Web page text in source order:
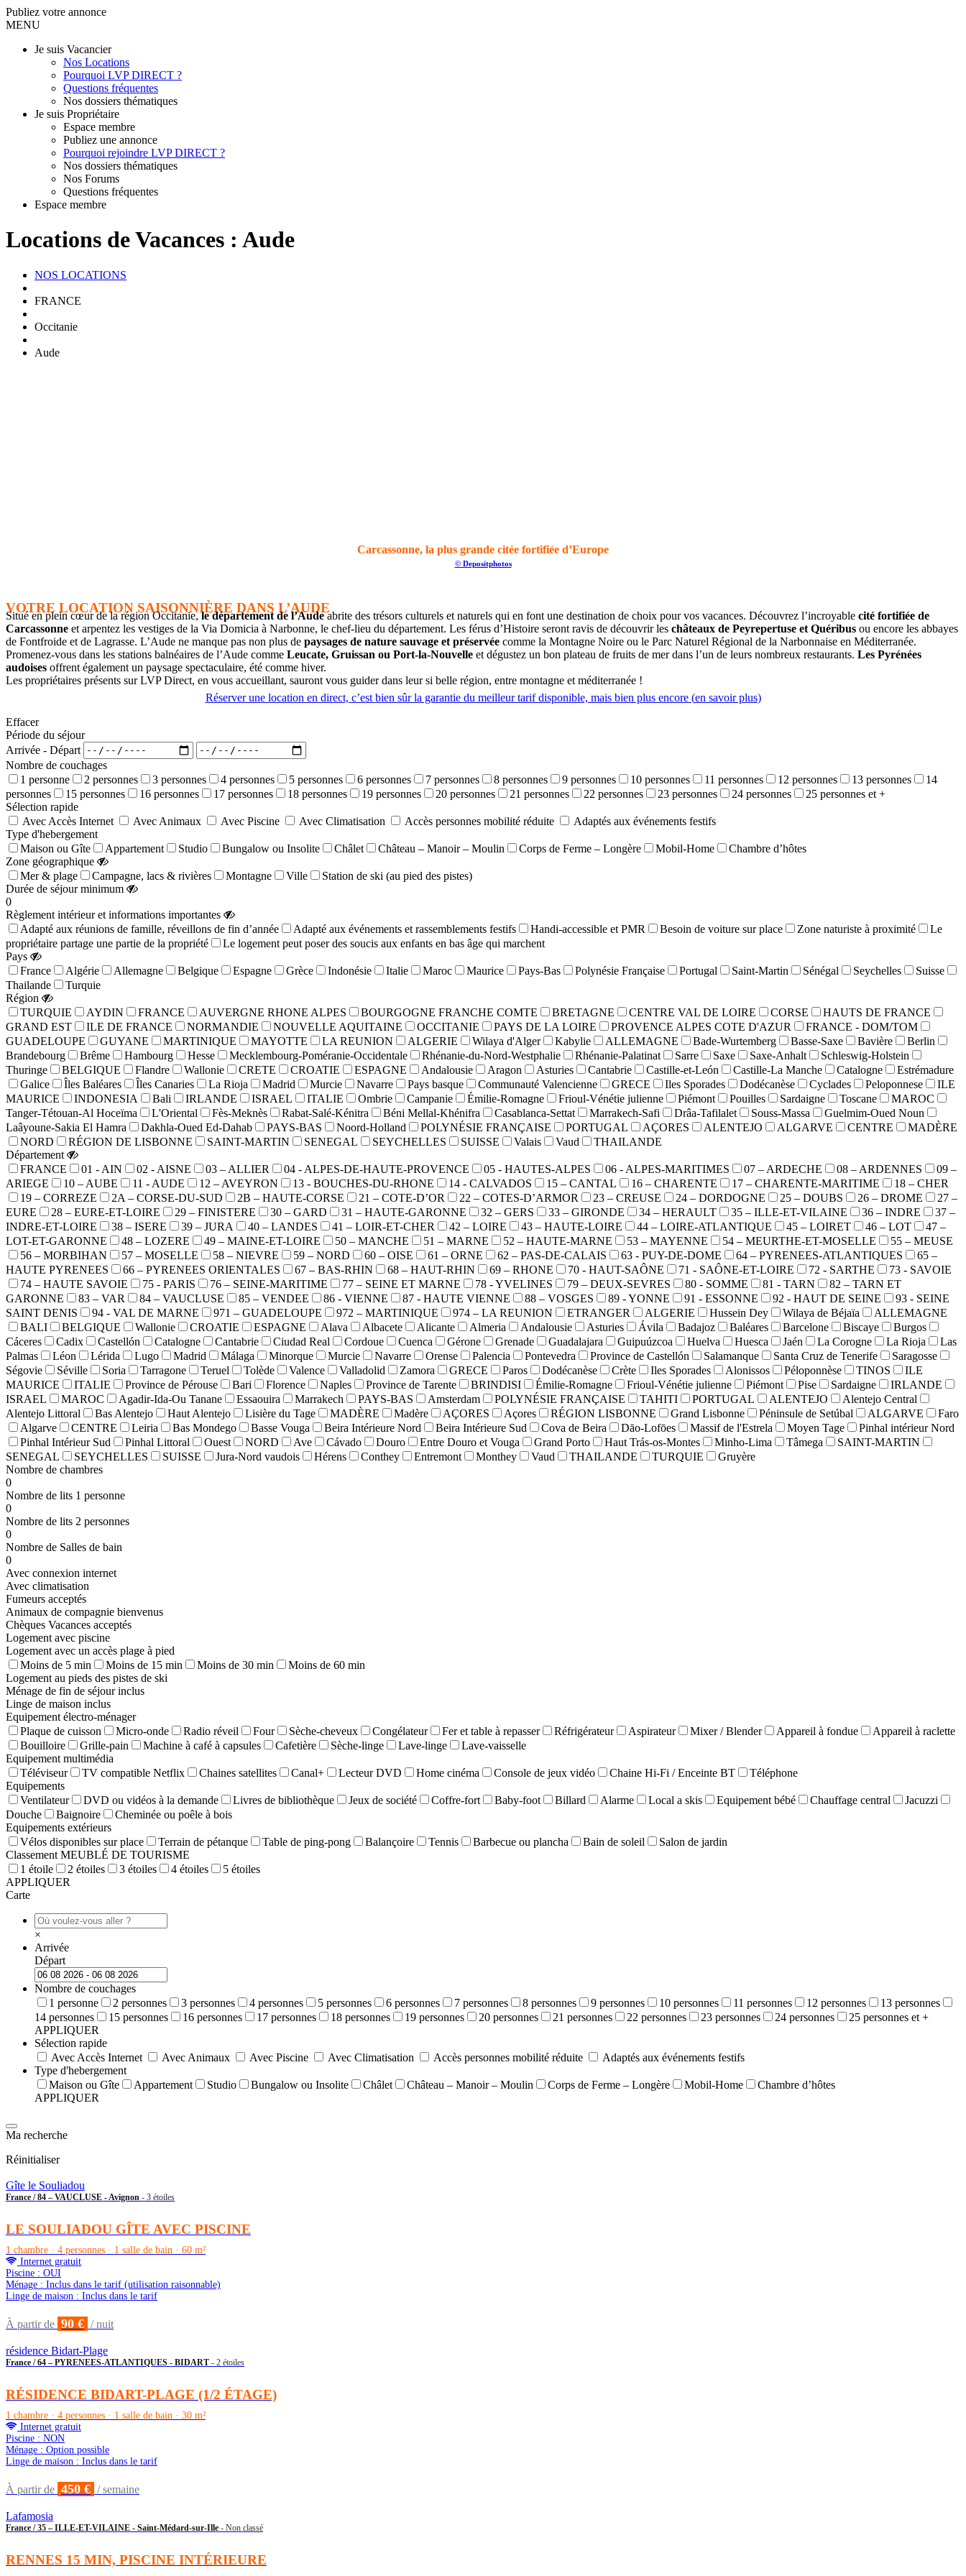
Publiez votre annonce
MENU
Je suis Vacancier
Nos Locations
Pourquoi LVP DIRECT ?
Questions fréquentes
Nos dossiers thématiques
Je suis Propriétaire
Espace membre
Publiez une annonce
Pourquoi rejoindre LVP DIRECT ?
Nos dossiers thématiques
Nos Forums
Questions fréquentes
Espace membre
Locations de Vacances : Aude
NOS LOCATIONS
FRANCE
Occitanie
Aude
Carcassonne, la plus grande citée fortifiée d’Europe
© Depositphotos
VOTRE LOCATION SAISONNIÈRE DANS L’AUDE
Situé en plein cœur de la région Occitanie,le département de l’Audeabrite des trésors culturels et naturels qui en font une destination de choix pour vos vacances. Découvrez l’incroyable cité fortifiée de
Carcassonne et arpentez les vestiges de la Via Domicia à Narbonne, le chef-lieu du département. Les férus d’Histoire seront ravis de découvrir les châteaux de Peyrepertuse et Quéribus ou encore les abbayes
de Fontfroide et de Lagrasse. L’Aude ne manque pas non plus de paysages de nature sauvage et préservée comme la Montagne Noire ou le Parc Naturel Régional de la Narbonnaise en Méditerranée.
Promenez-vous dans les stations balnéaires de l’Aude comme Leucate, Gruissan ou Port-la-Nouvelle et dégustez un bon plateau de fruits de mer dans l’un de leurs nombreux restaurants. Les Pyrénées
audoises offrent également un paysage spectaculaire, été comme hiver.
Les propriétaires présents sur LVP Direct, en vous accueillant, sauront vous guider dans leur si belle région, entre montagne et méditerranée !
Réserver une location en direct, c’est bien sûr la garantie du meilleur tarif disponible, mais bien plus encore (en savoir plus)
Effacer
Période du séjour
Arrivée - Départ
Nombre de couchages
1 personne
2 personnes 3 personnes 4 personnes 5 personnes 6 personnes 7 personnes 8 personnes 9 personnes 10 personnes 11 personnes 12 personnes 13 personnes
14
personnes
15 personnes 16 personnes 17 personnes 18 personnes 19 personnes 20 personnes 21 personnes 22 personnes 23 personnes 24 personnes
25 personnes et +
Sélection rapide
Avec Accès Internet
Avec Animaux Avec Piscine Avec Climatisation Accès personnes mobilité réduite
Adaptés aux événements festifs
Type d'hebergement
Maison ou Gîte
Appartement Studio Bungalow ou Insolite Châlet Château – Manoir – Moulin Corps de Ferme – Longère Mobil-Home
Chambre d’hôtes
Zone géographique
Mer & plage
Campagne, lacs & rivières Montagne Ville
Station de ski (au pied des pistes)
Durée de séjour minimum
0
Règlement intérieur et informations importantes
Adapté aux réunions de famille, réveillons de fin d’année
Adapté aux événements et rassemblements festifs Handi-accessible et PMR Besoin de voiture sur place Zone naturiste à proximité
Le
propriétaire partage une partie de la propriété
Le logement peut poser des soucis aux enfants en bas âge qui marchent
Pays
France
Algérie Allemagne Belgique Espagne Grèce Indonésie Italie Maroc Maurice Pays-Bas Polynésie Française Portugal Saint-Martin Sénégal Seychelles
Suisse
Thailande
Turquie
Région
TURQUIE
AYDIN FRANCE AUVERGNE RHONE ALPES BOURGOGNE FRANCHE COMTE BRETAGNE CENTRE VAL DE LOIRE CORSE
HAUTS DE FRANCE
GRAND EST
ILE DE FRANCE NORMANDIE NOUVELLE AQUITAINE OCCITANIE PAYS DE LA LOIRE PROVENCE ALPES COTE D'AZUR
FRANCE - DOM/TOM
GUADELOUPE
GUYANE MARTINIQUE MAYOTTE LA REUNION ALGERIE Wilaya d'Alger Kabylie ALLEMAGNE Bade-Wurtemberg Basse-Saxe Bavière
Berlin
Brandebourg
Brême Hambourg Hesse Mecklembourg-Poméranie-Occidentale Rhénanie-du-Nord-Westphalie Rhénanie-Palatinat Sarre Saxe Saxe-Anhalt
Schleswig-Holstein
Thuringe
BELGIQUE Flandre Wallonie CRETE CROATIE ESPAGNE Andalousie Aragon Asturies Cantabrie Castille-et-León Castille-La Manche Catalogne
Estrémadure
Galice
Îles Baléares Îles Canaries La Rioja Madrid Murcie Navarre Pays basque Communauté Valencienne GRECE Iles Sporades Dodécanèse Cyclades Peloponnese
ILE
MAURICE
INDONESIA Bali IRLANDE ISRAEL ITALIE Ombrie Campanie Émilie-Romagne Frioul-Vénétie julienne Piémont Pouilles Sardaigne Toscane
MAROC
Tanger-Tétouan-Al Hoceïma
L'Oriental Fès-Meknès Rabat-Salé-Kénitra Béni Mellal-Khénifra Casablanca-Settat Marrakech-Safi Drâa-Tafilalet Souss-Massa
Guelmim-Oued Noun
Laâyoune-Sakia El Hamra
Dakhla-Oued Ed-Dahab PAYS-BAS Noord-Holland POLYNÉSIE FRANÇAISE PORTUGAL AÇORES ALENTEJO ALGARVE CENTRE
MADÈRE
NORD
RÉGION DE LISBONNE SAINT-MARTIN SENEGAL SEYCHELLES SUISSE Valais Vaud
THAILANDE
Département
FRANCE
01 - AIN 02 - AISNE 03 – ALLIER 04 - ALPES-DE-HAUTE-PROVENCE 05 - HAUTES-ALPES 06 - ALPES-MARITIMES 07 – ARDECHE 08 – ARDENNES
09 –
ARIEGE
10 – AUBE 11 - AUDE 12 – AVEYRON 13 - BOUCHES-DU-RHONE 14 - CALVADOS 15 – CANTAL 16 – CHARENTE 17 – CHARENTE-MARITIME
18 – CHER
19 – CORREZE
2A – CORSE-DU-SUD 2B – HAUTE-CORSE 21 – COTE-D’OR 22 – COTES-D’ARMOR 23 – CREUSE 24 – DORDOGNE 25 – DOUBS 26 – DROME
27 –
EURE
28 – EURE-ET-LOIRE 29 – FINISTERE 30 – GARD 31 – HAUTE-GARONNE 32 – GERS 33 – GIRONDE 34 – HERAULT 35 – ILLE-ET-VILAINE 36 – INDRE
37 –
INDRE-ET-LOIRE
38 – ISERE 39 – JURA 40 – LANDES 41 – LOIR-ET-CHER 42 – LOIRE 43 – HAUTE-LOIRE 44 – LOIRE-ATLANTIQUE 45 – LOIRET 46 – LOT
47 –
LOT-ET-GARONNE
48 – LOZERE 49 – MAINE-ET-LOIRE 50 – MANCHE 51 – MARNE 52 – HAUTE-MARNE 53 – MAYENNE 54 – MEURTHE-ET-MOSELLE
55 – MEUSE
56 – MORBIHAN
57 – MOSELLE 58 – NIEVRE 59 – NORD 60 – OISE 61 – ORNE 62 – PAS-DE-CALAIS 63 - PUY-DE-DOME 64 – PYRENEES-ATLANTIQUES
65 –
HAUTE PYRENEES
66 – PYRENEES ORIENTALES 67 – BAS-RHIN 68 – HAUT-RHIN 69 – RHONE 70 - HAUT-SAÔNE 71 - SAÔNE-ET-LOIRE 72 - SARTHE
73 - SAVOIE
74 – HAUTE SAVOIE
75 - PARIS 76 – SEINE-MARITIME 77 – SEINE ET MARNE 78 - YVELINES 79 – DEUX-SEVRES 80 - SOMME 81 - TARN
82 – TARN ET
GARONNE
83 – VAR 84 – VAUCLUSE 85 – VENDEE 86 - VIENNE 87 - HAUTE VIENNE 88 – VOSGES 89 - YONNE 91 - ESSONNE 92 - HAUT DE SEINE
93 - SEINE
SAINT DENIS
94 - VAL DE MARNE 971 – GUADELOUPE 972 – MARTINIQUE 974 – LA REUNION ETRANGER ALGERIE Hussein Dey Wilaya de Béjaïa
ALLEMAGNE
BALI
BELGIQUE Wallonie CROATIE ESPAGNE Alava Albacete Alicante Almeria Andalousie Asturies Ávila Badajoz Baléares Barcelone Biscaye
Burgos
Cáceres
Cadix Castellón Catalogne Cantabrie Ciudad Real Cordoue Cuenca Gérone Grenade Guadalajara Guipuúzcoa Huelva Huesca Jaén La Corogne La Rioja
Las
Palmas
Léon Lérida Lugo Madrid Málaga Minorque Murcie Navarre Orense Palencia Pontevedra Province de Castellón Salamanque Santa Cruz de Tenerife
Saragosse
Ségovie
Séville Soria Tarragone Teruel Tolède Valence Valladolid Zamora GRECE Paros Dodécanèse Crète Iles Sporades Alonissos Péloponnèse TINOS
ILE
MAURICE
ITALIE Province de Pérouse Bari Florence Naples Province de Tarente BRINDISI Émilie-Romagne Frioul-Vénétie julienne Piémont Pise Sardaigne
IRLANDE
ISRAEL
MAROC Agadir-Ida-Ou Tanane Essaouira Marrakech PAYS-BAS Amsterdam POLYNÉSIE FRANÇAISE TAHITI PORTUGAL ALENTEJO
Alentejo Central
Alentejo Littoral
Bas Alentejo Haut Alentejo Lisière du Tage MADÈRE Madère AÇORES Açores RÉGION LISBONNE Grand Lisbonne Péninsule de Setúbal ALGARVE
Faro
Algarve
CENTRE Leiria Bas Mondego Basse Vouga Beira Intérieure Nord Beira Intérieure Sud Cova de Beira Dāo-Lofōes Massif de l'Estrela Moyen Tage
Pinhal intérieur Nord
Pinhal Intérieur Sud
Pinhal Littoral Ouest NORD Ave Cávado Douro Entre Douro et Vouga Grand Porto Haut Trás-os-Montes Minho-Lima Tâmega
SAINT-MARTIN
SENEGAL
SEYCHELLES SUISSE Jura-Nord vaudois Hérens Conthey Entremont Monthey Vaud THAILANDE TURQUIE
Gruyère
Nombre de chambres
0
Nombre de lits 1 personne
0
Nombre de lits 2 personnes
0
Nombre de Salles de bain
0
Avec connexion internet
Avec climatisation
Fumeurs acceptés
Animaux de compagnie bienvenus
Chèques Vacances acceptés
Logement avec piscine
Logement avec un accès plage à pied
Moins de 5 min
Moins de 15 min Moins de 30 min
Moins de 60 min
Logement au pieds des pistes de ski
Ménage de fin de séjour inclus
Linge de maison inclus
Equipement électro-ménager
Plaque de cuisson
Micro-onde Radio réveil Four Sèche-cheveux Congélateur Fer et table à repasser Réfrigérateur Aspirateur Mixer / Blender Appareil à fondue
Appareil à raclette
Bouilloire
Grille-pain Machine à café à capsules Cafetière Sèche-linge Lave-linge
Lave-vaisselle
Equipement multimédia
Téléviseur
TV compatible Netflix Chaines satellites Canal+ Lecteur DVD Home cinéma Console de jeux vidéo Chaine Hi-Fi / Enceinte BT
Téléphone
Equipements
Ventilateur
DVD ou vidéos à la demande Livres de bibliothèque Jeux de société Coffre-fort Baby-foot Billard Alarme Local a skis Equipement bébé Chauffage central
Jacuzzi
Douche
Baignoire
Cheminée ou poêle à bois
Equipements extérieurs
Vélos disponibles sur place
Terrain de pétanque Table de ping-pong Balançoire Tennis Barbecue ou plancha Bain de soleil
Salon de jardin
Classement MEUBLÉ DE TOURISME
1 étoile
2 étoiles 3 étoiles 4 étoiles
5 étoiles
APPLIQUER
Carte
×
Arrivée
Départ
Nombre de couchages
1 personne
2 personnes 3 personnes 4 personnes 5 personnes 6 personnes 7 personnes 8 personnes 9 personnes 10 personnes 11 personnes 12 personnes
13 personnes
14 personnes
15 personnes 16 personnes 17 personnes 18 personnes 19 personnes 20 personnes 21 personnes 22 personnes 23 personnes 24 personnes
25 personnes et +
APPLIQUER
Sélection rapide
Avec Accès Internet
Avec Animaux Avec Piscine Avec Climatisation Accès personnes mobilité réduite
Adaptés aux événements festifs
Type d'hebergement
Maison ou Gîte
Appartement Studio Bungalow ou Insolite Châlet Château – Manoir – Moulin Corps de Ferme – Longère Mobil-Home
Chambre d’hôtes
APPLIQUER
Ma recherche
Réinitialiser
Gîte le Souliadou
France / 84 – VAUCLUSE - Avignon - 3 étoiles
LE SOULIADOU GÎTE AVEC PISCINE
1 chambre · 4 personnes · 1 salle de bain · 60 m²
Internet gratuit
Piscine : OUI
Ménage : Inclus dans le tarif (utilisation raisonnable)
Linge de maison : Inclus dans le tarif
À partir de 90 € / nuit
résidence Bidart-Plage
France / 64 – PYRENEES-ATLANTIQUES - BIDART - 2 étoiles
RÉSIDENCE BIDART-PLAGE (1/2 ÉTAGE)
1 chambre · 4 personnes · 1 salle de bain · 30 m²
Internet gratuit
Piscine : NON
Ménage : Option possible
Linge de maison : Inclus dans le tarif
À partir de 450 € / semaine
Lafamosia
France / 35 – ILLE-ET-VILAINE - Saint-Médard-sur-Ille - Non classé
RENNES 15 MIN, PISCINE INTÉRIEURE